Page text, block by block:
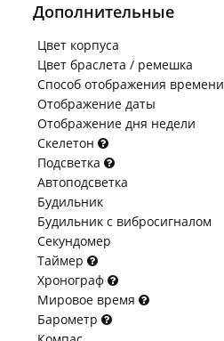
Дополнительные
Цвет корпуса
Цвет браслета / ремешка
Способ отображения времени
Отображение даты
Отображение дня недели
Скелетон
Подсветка
Автоподсветка
Будильник
Будильник с вибросигналом
Секундомер
Таймер
Хронограф
Мировое время
Барометр